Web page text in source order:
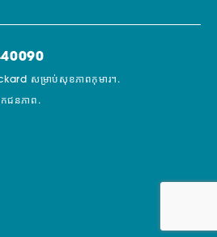
សម្រាប់សុខភាពកុមារ។.
ជនភាព.